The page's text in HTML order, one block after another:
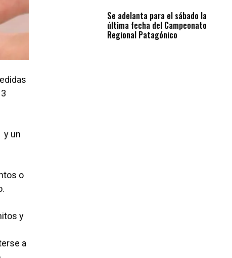
y un
o
y
a
Se adelanta para el sábado la
última fecha del Campeonato
Regional Patagónico